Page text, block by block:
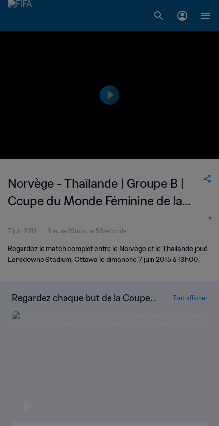
Norvège - Thaïlande | Groupe B |
Coupe du Monde Féminine de la
FIFA, Canada 2015™ | Replay
7 juin 2015 1heure 39minute 58seconde
Regardez le match complet entre le Norvège et le Thaïlande joué
Lansdowne Stadium, Ottawa le dimanche 7 juin 2015 à 13h00.
Regardez chaque but de la Coupe
du Monde Féminine de la FIFA, Can
ada 2015™
Tout afficher